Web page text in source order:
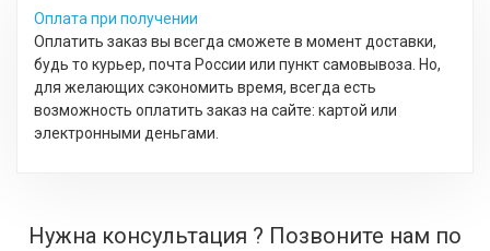
Оплата при получении
Оплатить заказ вы всегда сможете в момент доставки,
будь то курьер, почта России или пункт самовывоза. Но,
для желающих сэкономить время, всегда есть
возможность оплатить заказ на сайте: картой или
электронными деньгами.
Нужна консультация ? Позвоните нам по